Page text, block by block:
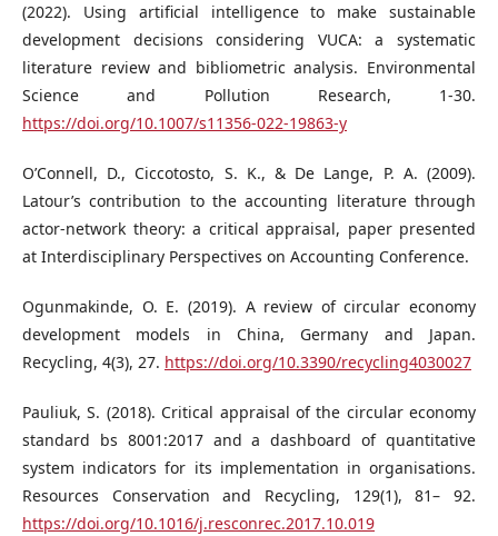
(2022). Using artificial intelligence to make sustainable
development decisions considering VUCA: a systematic
literature review and bibliometric analysis. Environmental
Science and Pollution Research, 1-30.
https://doi.org/10.1007/s11356-022-19863-y
O’Connell, D., Ciccotosto, S. K., & De Lange, P. A. (2009).
Latour’s contribution to the accounting literature through
actor-network theory: a critical appraisal, paper presented
at Interdisciplinary Perspectives on Accounting Conference.
Ogunmakinde, O. E. (2019). A review of circular economy
development models in China, Germany and Japan.
Recycling, 4(3), 27. https://doi.org/10.3390/recycling4030027
Pauliuk, S. (2018). Critical appraisal of the circular economy
standard bs 8001:2017 and a dashboard of quantitative
system indicators for its implementation in organisations.
Resources Conservation and Recycling, 129(1), 81– 92.
https://doi.org/10.1016/j.resconrec.2017.10.019